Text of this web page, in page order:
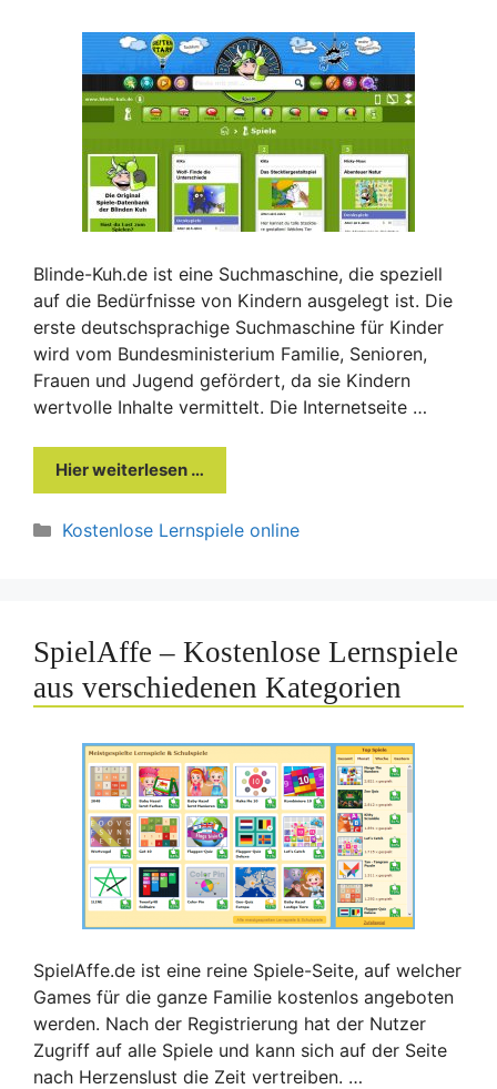
Blinde-Kuh.de ist eine Suchmaschine, die speziell
auf die Bedürfnisse von Kindern ausgelegt ist. Die
erste deutschsprachige Suchmaschine für Kinder
wird vom Bundesministerium Familie, Senioren,
Frauen und Jugend gefördert, da sie Kindern
wertvolle Inhalte vermittelt. Die Internetseite …
Hier weiterlesen …
Kategorien
Kostenlose Lernspiele online
SpielAffe – Kostenlose Lernspiele
aus verschiedenen Kategorien
SpielAffe.de ist eine reine Spiele-Seite, auf welcher
Games für die ganze Familie kostenlos angeboten
werden. Nach der Registrierung hat der Nutzer
Zugriff auf alle Spiele und kann sich auf der Seite
nach Herzenslust die Zeit vertreiben. …